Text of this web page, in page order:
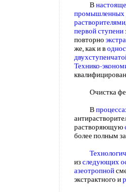
В
промышленных
растворителями
первой ступени
повторно
же, как и в
Технико-
Очистка
В
растворяющую
более полным
изследующих
азеотропной
экстрактного и